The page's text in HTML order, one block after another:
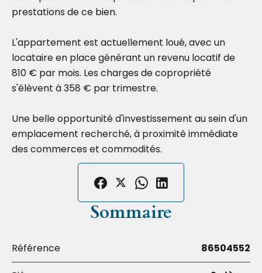
prestations de ce bien.
L'appartement est actuellement loué, avec un
locataire en place générant un revenu locatif de
810 € par mois. Les charges de copropriété
s'élèvent à 358 € par trimestre.
Une belle opportunité d'investissement au sein d'un
emplacement recherché, à proximité immédiate
des commerces et commodités.
Sommaire
Référence 86504552